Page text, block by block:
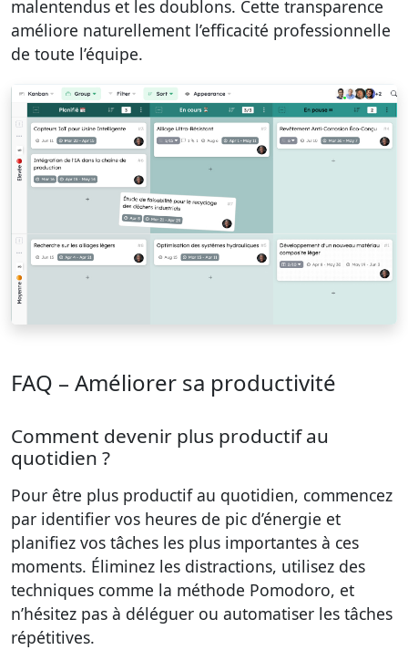
malentendus et les doublons. Cette transparence
améliore naturellement l’efficacité professionnelle
de toute l’équipe.
FAQ – Améliorer sa productivité
Comment devenir plus productif au
quotidien ?
Pour être plus productif au quotidien, commencez
par identifier vos heures de pic d’énergie et
planifiez vos tâches les plus importantes à ces
moments. Éliminez les distractions, utilisez des
techniques comme la méthode Pomodoro, et
n’hésitez pas à déléguer ou automatiser les tâches
répétitives.